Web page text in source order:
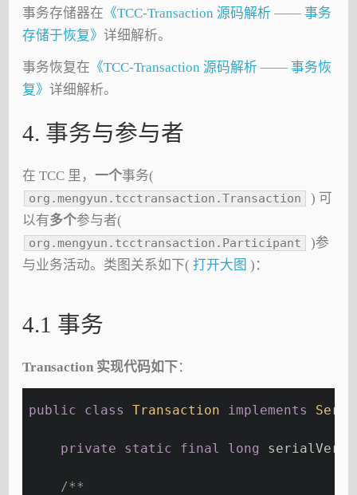
事务存储器在 《TCC-Transaction 源码解析 —— 事务
存储于恢复》详细解析。
事务恢复在 《TCC-Transaction 源码解析 —— 事务恢
复》详细解析。
4. 事务与参与者
在 TCC 里，一个事务(
org.mengyun.tcctransaction.Transaction
) 可
以有多个参与者(
org.mengyun.tcctransaction.Participant
)参
与业务活动。类图关系如下(打开大图 )：
4.1 事务
Transaction 实现代码如下：
public class Transaction implements
private static final long
/**